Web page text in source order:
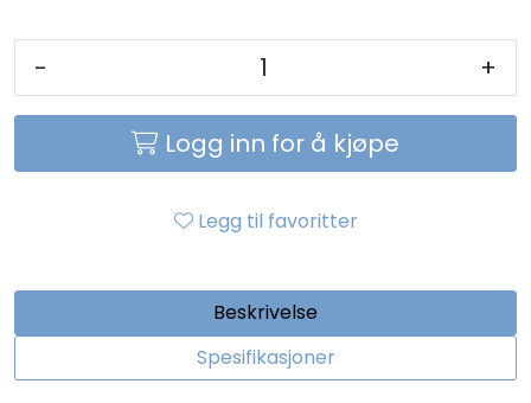
- +
Logg inn for å kjøpe
Legg til favoritter
Beskrivelse
Spesifikasjoner